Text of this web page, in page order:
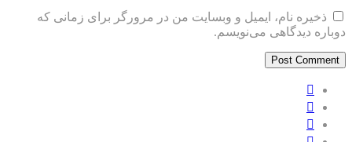
ذخیره نام، ایمیل و وبسایت من در مرورگر برای زمانی که
دوباره دیدگاهی می‌نویسم.